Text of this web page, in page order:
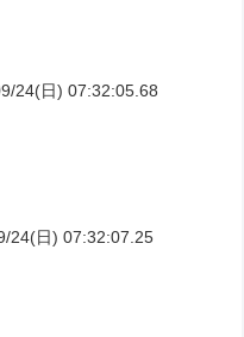
24(日) 07:32:05.68
24(日) 07:32:07.25